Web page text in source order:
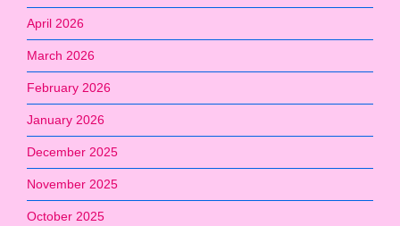
April 2026
March 2026
February 2026
January 2026
December 2025
November 2025
October 2025